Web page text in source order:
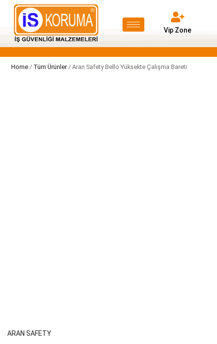
Vip Zone
Home/ Tüm Ürünler/ Aran Safety Bello Yüksekte Çalışma Bareti
ARAN SAFETY